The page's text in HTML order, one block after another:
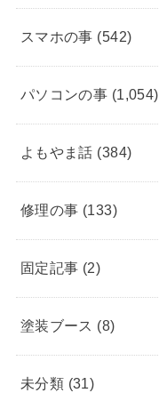
スマホの事 (542)
パソコンの事 (1,054)
よもやま話 (384)
修理の事 (133)
固定記事 (2)
塗装ブース (8)
未分類 (31)